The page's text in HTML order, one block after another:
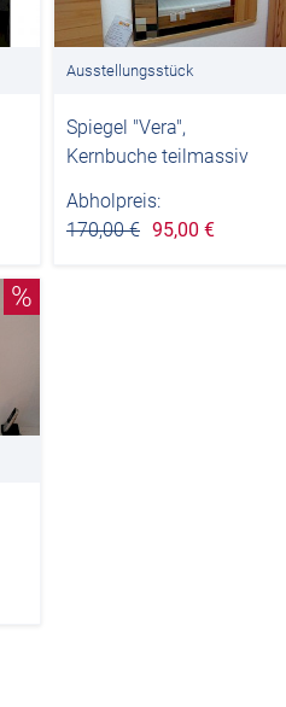
Ausstellungsstück
Spiegel "Vera",
Kernbuche teilmassiv
Abholpreis:
170,00 € 95,00 €
%